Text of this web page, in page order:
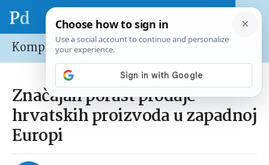
Kompanije
Značajan porast prodaje
hrvatskih proizvoda u zapadnoj
Europi